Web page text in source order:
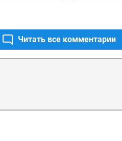
Читать все комментарии